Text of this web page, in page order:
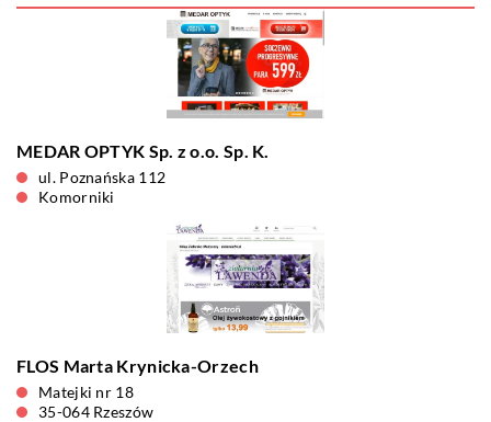
MEDAR OPTYK Sp. z o.o. Sp. K.
ul. Poznańska 112
Komorniki
FLOS Marta Krynicka-Orzech
Matejki nr 18
35-064 Rzeszów